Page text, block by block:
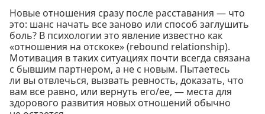
Новые отношения сразу после расставания — что
это: шанс начать все заново или способ заглушить
боль? В психологии это явление известно как
«отношения на отскоке» (rebound relationship).
Мотивация в таких ситуациях почти всегда связана
с бывшим партнером, а не с новым. Пытаетесь
ли вы отвлечься, вызвать ревность, доказать, что
вам все равно, или вернуть его/ее, — места для
здорового развития новых отношений обычно